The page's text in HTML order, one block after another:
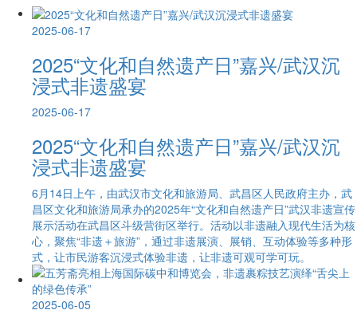
2025-06-17
2025“文化和自然遗产日”嘉兴/武汉沉
浸式非遗盛宴
2025-06-17
2025“文化和自然遗产日”嘉兴/武汉沉
浸式非遗盛宴
6月14日上午，由武汉市文化和旅游局、武昌区人民政府主办，武
昌区文化和旅游局承办的2025年“文化和自然遗产日”武汉非遗宣传
展示活动在武昌区斗级营街区举行。活动以非遗融入现代生活为核
心，聚焦“非遗＋旅游”，通过非遗展演、展销、互动体验等多种形
式，让市民游客沉浸式体验非遗，让非遗可观可学可玩。
2025-06-05